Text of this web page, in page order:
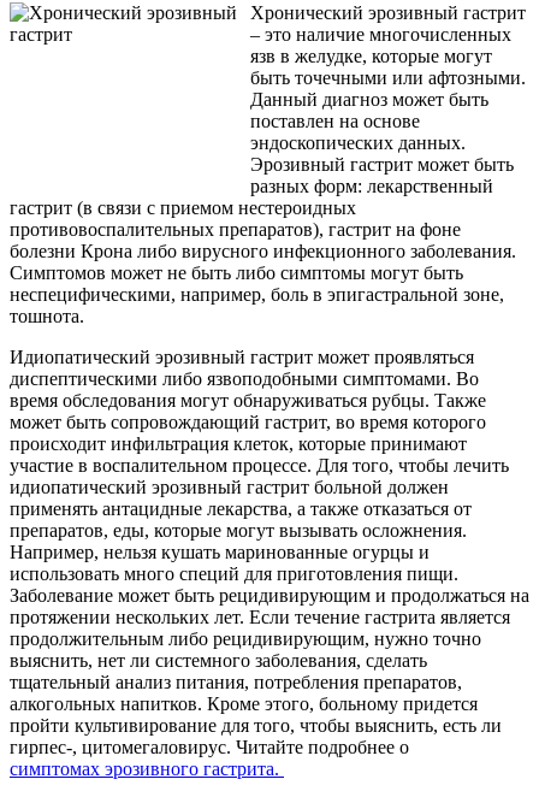
Хронический эрозивный гастрит
– это наличие многочисленных
язв в желудке, которые могут
быть точечными или афтозными.
Данный диагноз может быть
поставлен на основе
эндоскопических данных.
Эрозивный гастрит может быть
разных форм: лекарственный
гастрит (в связи с приемом нестероидных
противовоспалительных препаратов), гастрит на фоне
болезни Крона либо вирусного инфекционного заболевания.
Симптомов может не быть либо симптомы могут быть
неспецифическими, например, боль в эпигастральной зоне,
тошнота.
Идиопатический эрозивный гастрит может проявляться
диспептическими либо язвоподобными симптомами. Во
время обследования могут обнаруживаться рубцы. Также
может быть сопровождающий гастрит, во время которого
происходит инфильтрация клеток, которые принимают
участие в воспалительном процессе. Для того, чтобы лечить
идиопатический эрозивный гастрит больной должен
применять антацидные лекарства, а также отказаться от
препаратов, еды, которые могут вызывать осложнения.
Например, нельзя кушать маринованные огурцы и
использовать много специй для приготовления пищи.
Заболевание может быть рецидивирующим и продолжаться на
протяжении нескольких лет. Если течение гастрита является
продолжительным либо рецидивирующим, нужно точно
выяснить, нет ли системного заболевания, сделать
тщательный анализ питания, потребления препаратов,
алкогольных напитков. Кроме этого, больному придется
пройти культивирование для того, чтобы выяснить, есть ли
гирпес-, цитомегаловирус. Читайте подробнее о
симптомах эрозивного гастрита.